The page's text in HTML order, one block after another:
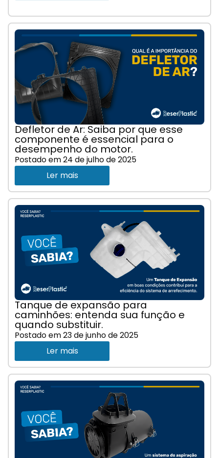
Defletor de Ar: Saiba por que esse
componente é essencial para o
desempenho do motor.
Postado em24 de julho de 2025
Ler mais
Tanque de expansão para
caminhões: entenda sua função e
quando substituir.
Postado em23 de junho de 2025
Ler mais